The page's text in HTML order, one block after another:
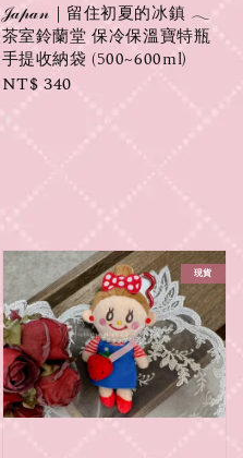
𝒥𝒶𝓅𝒶𝓃｜留住初夏的冰鎮 𓂃
茶室鈴蘭堂 保冷保溫寶特瓶
手提收納袋 (500~600ml)
Regular
NT$ 340
現貨